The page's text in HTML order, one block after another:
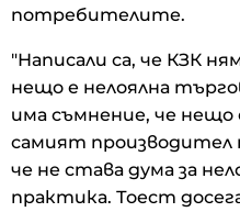
потребителите.
"Написали са, че КЗК
нещо е нелоялна
има съмнение, че нещо
самият производител
че не става дума за
практика. Тоест